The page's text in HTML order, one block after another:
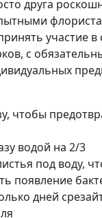
друга
участие в
с
чтобы
водой на 2/3
под воду,
появление
дней